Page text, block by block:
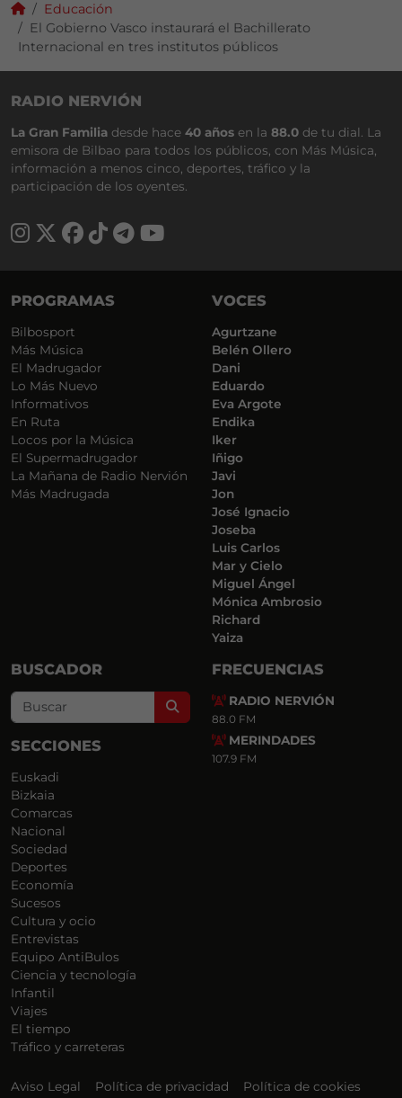
Educación
El Gobierno Vasco instaurará el Bachillerato
Internacional en tres institutos públicos
RADIO NERVIÓN
La Gran Familia desde hace 40 años en la 88.0 de tu dial. La
emisora de Bilbao para todos los públicos, con Más Música,
información a menos cinco, deportes, tráfico y la
participación de los oyentes.
PROGRAMAS
Bilbosport
Más Música
El Madrugador
Lo Más Nuevo
Informativos
En Ruta
Locos por la Música
El Supermadrugador
La Mañana de Radio Nervión
Más Madrugada
VOCES
Agurtzane
Belén Ollero
Dani
Eduardo
Eva Argote
Endika
Iker
Iñigo
Javi
Jon
José Ignacio
Joseba
Luis Carlos
Mar y Cielo
Miguel Ángel
Mónica Ambrosio
Richard
Yaiza
BUSCADOR
Search
SECCIONES
Euskadi
Bizkaia
Comarcas
Nacional
Sociedad
Deportes
Economía
Sucesos
Cultura y ocio
Entrevistas
Equipo AntiBulos
Ciencia y tecnología
Infantil
Viajes
El tiempo
Tráfico y carreteras
FRECUENCIAS
RADIO NERVIÓN
88.0 FM
MERINDADES
107.9 FM
Aviso Legal Política de privacidad Política de cookies